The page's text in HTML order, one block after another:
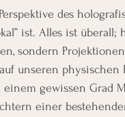
des
ist. Alles ist
sondern
unseren
gewissen Grad
einer